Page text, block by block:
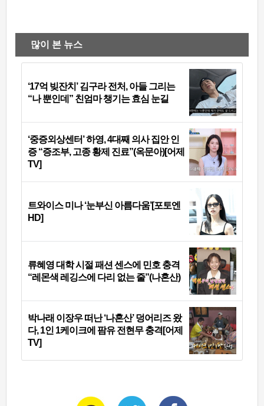
많이 본 뉴스
‘17억 빚잔치’ 김구라 전처, 아들 그리는
“나 뿐인데” 친엄마 챙기는 효심 눈길
‘중증외상센터’ 하영, 4대째 의사 집안 인
증 “증조부, 고종 황제 진료”(옥문아)[어제
TV]
트와이스 미나 ‘눈부신 아름다움’[포토엔
HD]
류혜영 대학 시절 패션 센스에 민호 충격
“레몬색 레깅스에 다리 없는 줄”(나혼산)
박나래 이장우 떠난 ‘나혼산’ 덩어리즈 왔
다, 1인 1케이크에 팜유 전현무 충격[어제
TV]